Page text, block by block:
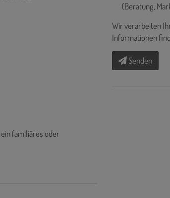
familiäres oder
(Beratung,
Wir verarbeiten
Informationen
Senden